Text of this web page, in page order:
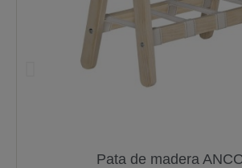
Pata de madera